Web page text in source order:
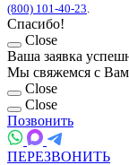
(800) 101-40-23
Спасибо!
Close
Ваша заявка
Мы свяжемся с
Close
Close
Позвонить
ПЕРЕЗВОНИТЬ